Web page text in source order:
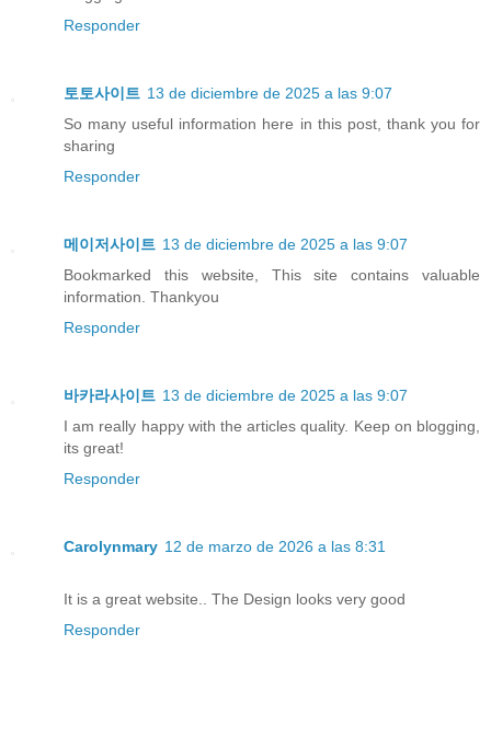
Responder
토토사이트 13 de diciembre de 2025 a las 9:07
So many useful information here in this post, thank you for
sharing
Responder
메이저사이트 13 de diciembre de 2025 a las 9:07
Bookmarked this website, This site contains valuable
information. Thankyou
Responder
바카라사이트 13 de diciembre de 2025 a las 9:07
I am really happy with the articles quality. Keep on blogging,
its great!
Responder
Carolynmary 12 de marzo de 2026 a las 8:31
It is a great website.. The Design looks very good
Responder